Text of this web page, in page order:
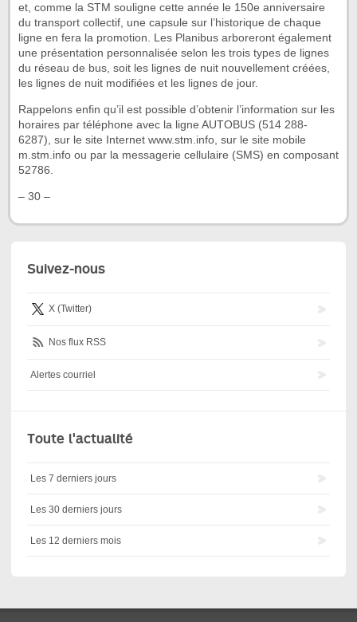
et, comme la STM souligne cette année le 150e anniversaire
du transport collectif, une capsule sur l’historique de chaque
ligne en fera la promotion. Les Planibus arboreront également
une présentation personnalisée selon les trois types de lignes
du réseau de bus, soit les lignes de nuit nouvellement créées,
les lignes de nuit modifiées et les lignes de jour.
Rappelons enfin qu’il est possible d’obtenir l’information sur les
horaires par téléphone avec la ligne AUTOBUS (514 288-
6287), sur le site Internet www.stm.info, sur le site mobile
m.stm.info ou par la messagerie cellulaire (SMS) en composant
52786.
– 30 –
Suivez-nous
X (Twitter)
Nos flux RSS
Alertes courriel
Toute l'actualité
Les 7 derniers jours
Les 30 derniers jours
Les 12 derniers mois